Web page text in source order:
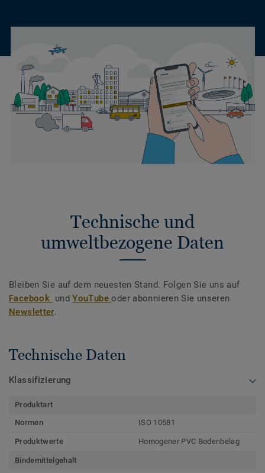
Technische und
umweltbezogene Daten
Bleiben Sie auf dem neuesten Stand. Folgen Sie uns auf
Facebook undYouTubeoder abonnieren Sie unseren
Newsletter.
Technische Daten
Klassifizierung
Produktart
Normen
ISO 10581
Produktwerte Homogener PVC Bodenbelag
Bindemittelgehalt